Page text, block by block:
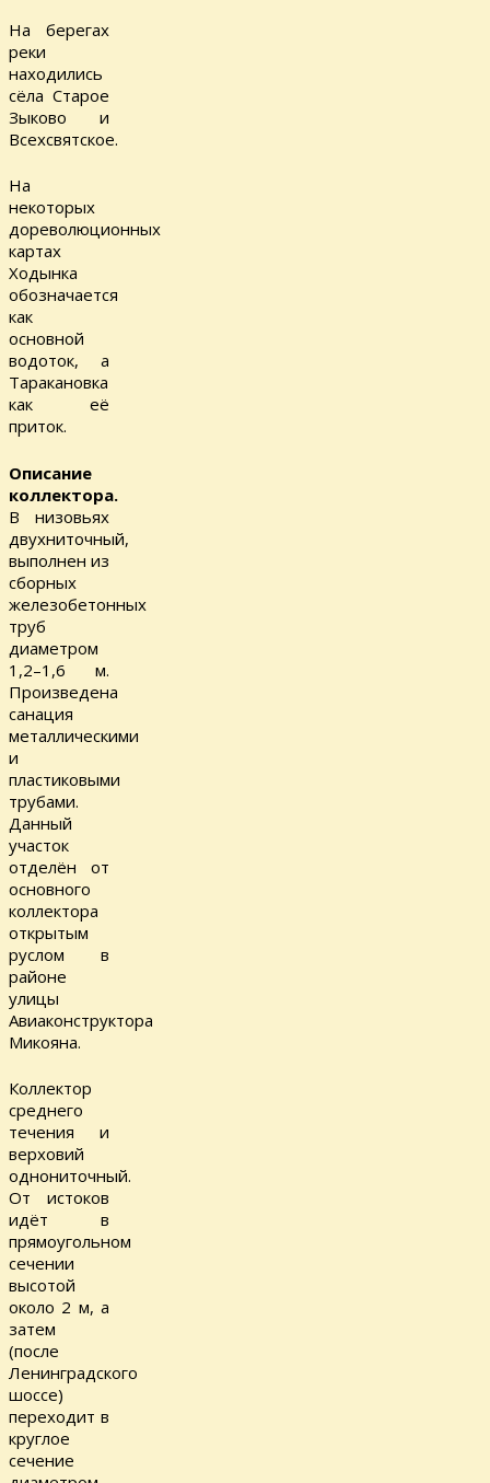
На берегах
реки
находились
сёла Старое
Зыково и
Всехсвятское.
На
некоторых
дореволюционных
картах
Ходынка
обозначается
как
основной
водоток, а
Таракановка
как её
приток.
Описание
коллектора.
В низовьях
двухниточный,
выполнен из
сборных
железобетонных
труб
диаметром
1,2–1,6 м.
Произведена
санация
металлическими
и
пластиковыми
трубами.
Данный
участок
отделён от
основного
коллектора
открытым
руслом в
районе
улицы
Авиаконструктора
Микояна.
Коллектор
среднего
течения и
верховий
однониточный.
От истоков
идёт в
прямоугольном
сечении
высотой
около 2 м, а
затем
(после
Ленинградского
шоссе)
переходит в
круглое
сечение